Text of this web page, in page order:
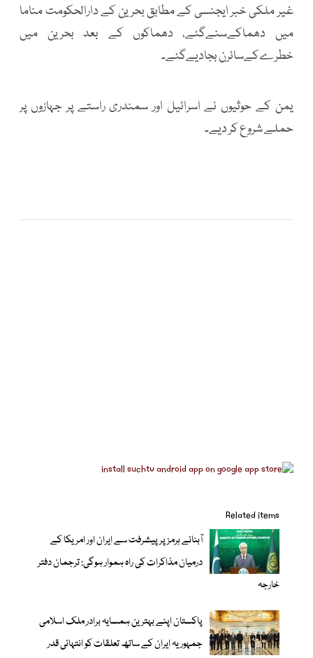
غیر ملکی خبر ایجنسی کے مطابق بحرین کے دارالحکومت مناما
میں دھماکےسنےگئے، دھماکوں کے بعد بحرین میں
خطرےکےسائرن بجادیےگئے۔
یمن کے حوثیوں نے اسرائیل اور سمندری راستے پر جہازوں پر
حملے شروع کر دیے۔
Related items
آبنائے ہرمز پر پیشرفت سے ایران اور امریکا کے
درمیان مذاکرات کی راہ ہموار ہوگی: ترجمان دفتر
خارجہ
پاکستان اپنے بہترین ہمسایہ برادر ملک اسلامی
جمہوریہ ایران کے ساتھ تعلقات کو انتہائی قدر